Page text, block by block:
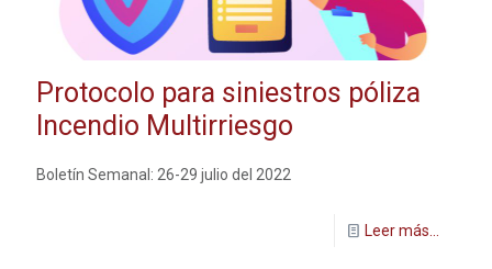
Protocolo para siniestros póliza
Incendio Multirriesgo
Boletín Semanal: 26-29 julio del 2022
Leer más...